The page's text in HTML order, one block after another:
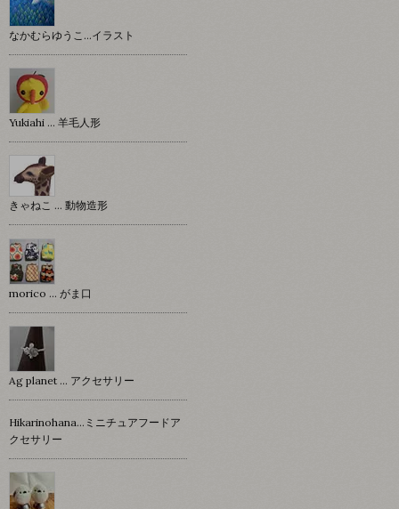
なかむらゆうこ…イラスト
Yukiahi … 羊毛人形
きゃねこ … 動物造形
morico … がま口
Ag planet … アクセサリー
Hikarinohana…ミニチュアフードア
クセサリー